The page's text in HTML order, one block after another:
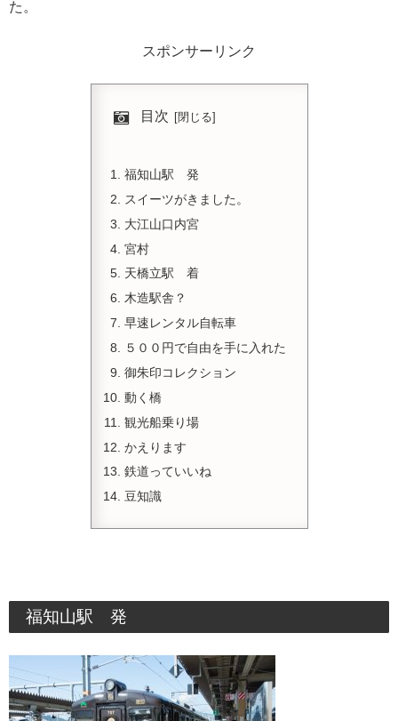
た。
スポンサーリンク
目次
福知山駅 発
スイーツがきました。
大江山口内宮
宮村
天橋立駅 着
木造駅舎？
早速レンタル自転車
５００円で自由を手に入れた
御朱印コレクション
動く橋
観光船乗り場
かえります
鉄道っていいね
豆知識
福知山駅 発